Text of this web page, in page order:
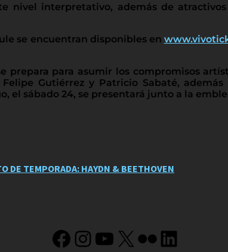
nivel interpretativo, además de
se encuentran disponibles en
prepara para asumir los compromisos
Gutiérrez y Patricio Sabaté,
el sábado 24, se presentará junto a la
DE TEMPORADA: HAYDN & BEETHOVEN
Facebook
Instagram
YouTube
X FlickrLinkedIn